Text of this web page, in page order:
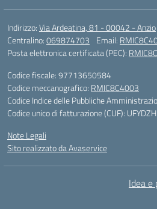
Indirizzo:Via Ardeatina, 81 - 00042 - Anzio
Centralino:069874703 Email:
Posta elettronica certificata (PEC):
Codice fiscale: 97713650584
Codice meccanografico: RMIC8C4003
Codice Indice delle Pubbliche
Codice unico di fatturazione (CUF): UFYDZH
Note Legali
Sito realizzato da Avaservice
Idea e